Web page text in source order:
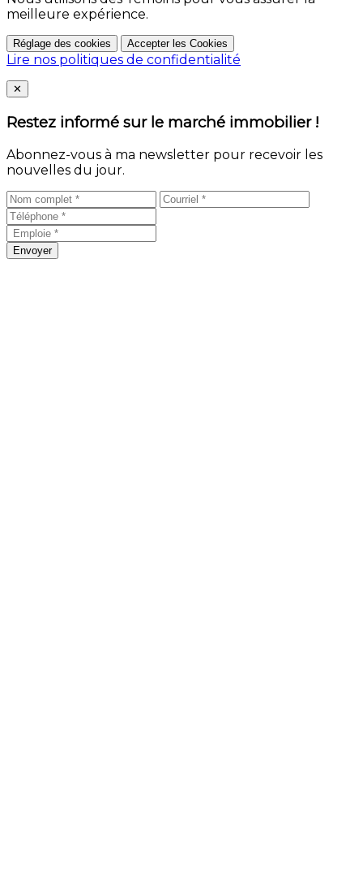
meilleure expérience.
Réglage des cookies Accepter les Cookies
Lire nos politiques de confidentialité
Close
✕
Restez informé sur le marché immobilier !
Abonnez-vous à ma newsletter pour recevoir les
nouvelles du jour.
Envoyer